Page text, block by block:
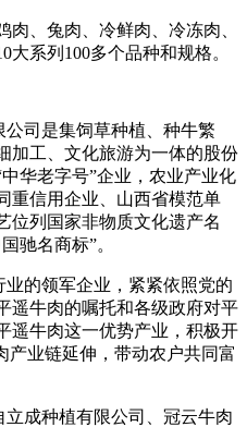
、兔肉、冷鲜肉、冷冻肉、
系列100多个品种和规格。
司是集饲草种植、种牛繁
加工、文化旅游为一体的股份
中华老字号”企业，农业产业化
重信用企业、山西省模范单
位列国家非物质文化遗产名
驰名商标”。
的领军企业，紧紧依照党的
遥牛肉的嘱托和各级政府对平
遥牛肉这一优势产业，积极开
产业链延伸，带动农户共同富
成种植有限公司、冠云牛肉